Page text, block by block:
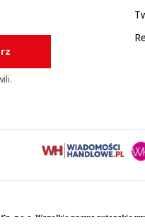
Sp. z o.o. Wszelkie prawa